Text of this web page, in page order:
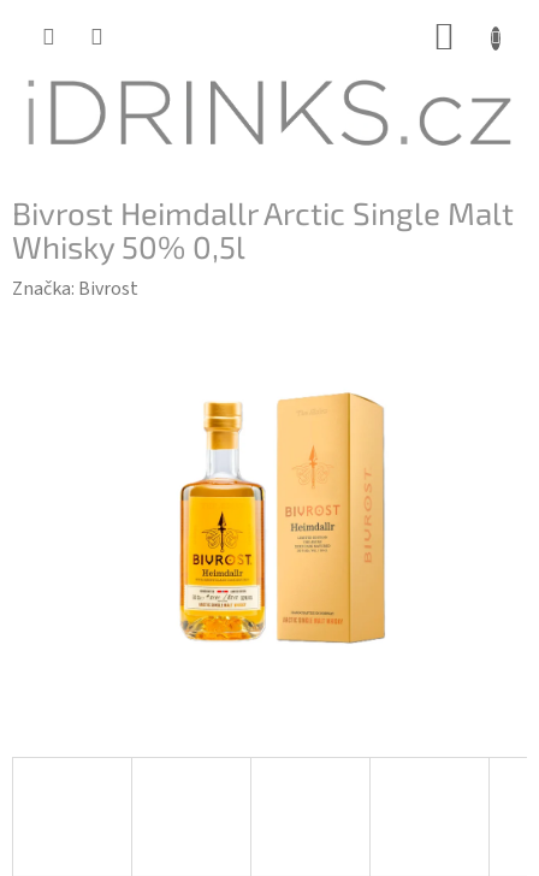
Bivrost Heimdallr Arctic Single Malt
Whisky 50% 0,5l
Značka: Bivrost